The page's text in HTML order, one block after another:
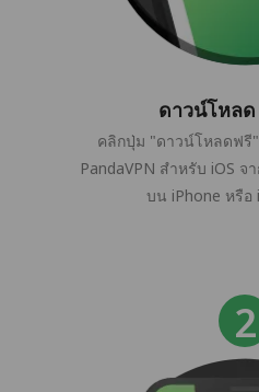
ดาวน์โหล
คลิกปุ่ม "ดาวน์โหลดฟรี
PandaVPN สำหรับ iOS
บน iPhone หรื